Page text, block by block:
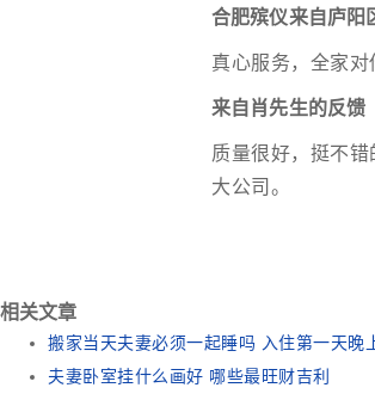
合肥殡仪来自庐阳
真心服务，全家对
来自肖先生的反馈
质量很好，挺不
大公司。
相关文章
搬家当天夫妻必须一起睡吗 入住第一天晚
夫妻卧室挂什么画好 哪些最旺财吉利